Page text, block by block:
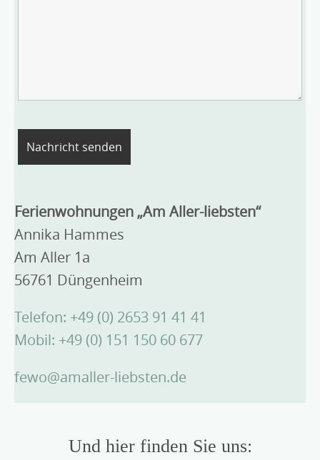
Ferienwohnungen „Am Aller-liebsten“
Annika Hammes
Am Aller 1a
56761 Düngenheim
Telefon: +49 (0) 2653 91 41 41
Mobil: +49 (0) 151 150 60 677
fewo@amaller-liebsten.de
Und hier finden Sie uns: